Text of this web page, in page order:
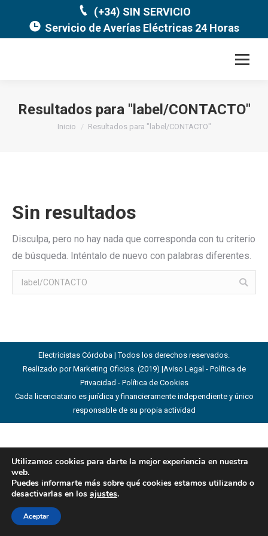
(+34) SIN SERVICIO
Servicio de Averías Eléctricas 24 Horas
Resultados para "label/CONTACTO"
Estás aquí:
Inicio Resultados para "label/CONTACTO"
Sin resultados
Disculpa, pero no hay nada que corresponda con tu criterio
de búsqueda. Inténtalo de nuevo con palabras diferentes.
Buscar:
Electricistas Córdoba | Todos los derechos reservados.
Realizado por Marketing Oficios. (2019) |Aviso Legal - Política de
Privacidad - Política de Cookies
Cada licenciatario es jurídica y financieramente independiente y único
responsable de su propia actividad
Utilizamos cookies para darte la mejor experiencia en nuestra
web.
Puedes informarte más sobre qué cookies estamos utilizando o
desactivarlas en los ajustes.
Aceptar